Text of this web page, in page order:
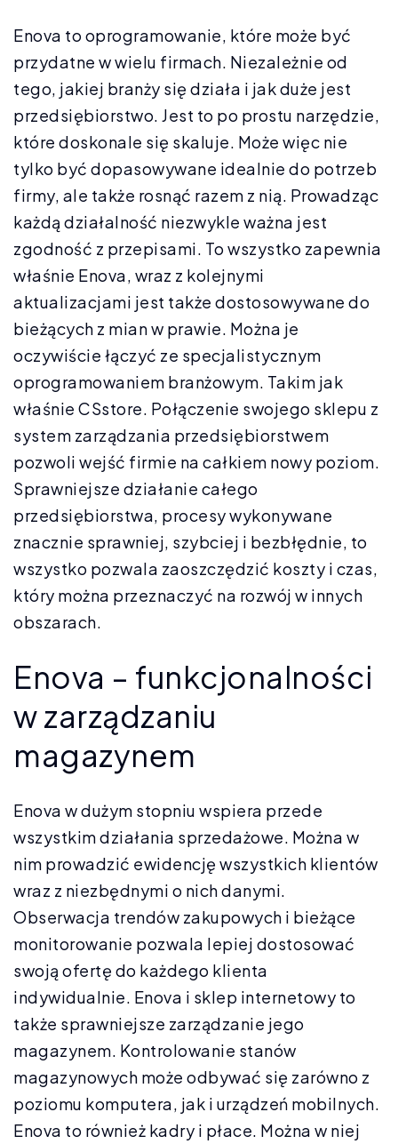
Enova to oprogramowanie, które może być
przydatne w wielu firmach. Niezależnie od
tego, jakiej branży się działa i jak duże jest
przedsiębiorstwo. Jest to po prostu narzędzie,
które doskonale się skaluje. Może więc nie
tylko być dopasowywane idealnie do potrzeb
firmy, ale także rosnąć razem z nią. Prowadząc
każdą działalność niezwykle ważna jest
zgodność z przepisami. To wszystko zapewnia
właśnie Enova, wraz z kolejnymi
aktualizacjami jest także dostosowywane do
bieżących z mian w prawie. Można je
oczywiście łączyć ze specjalistycznym
oprogramowaniem branżowym. Takim jak
właśnie CSstore. Połączenie swojego sklepu z
system zarządzania przedsiębiorstwem
pozwoli wejść firmie na całkiem nowy poziom.
Sprawniejsze działanie całego
przedsiębiorstwa, procesy wykonywane
znacznie sprawniej, szybciej i bezbłędnie, to
wszystko pozwala zaoszczędzić koszty i czas,
który można przeznaczyć na rozwój w innych
obszarach.
Enova – funkcjonalności
w zarządzaniu
magazynem
Enova w dużym stopniu wspiera przede
wszystkim działania sprzedażowe. Można w
nim prowadzić ewidencję wszystkich klientów
wraz z niezbędnymi o nich danymi.
Obserwacja trendów zakupowych i bieżące
monitorowanie pozwala lepiej dostosować
swoją ofertę do każdego klienta
indywidualnie. Enova i sklep internetowy to
także sprawniejsze zarządzanie jego
magazynem. Kontrolowanie stanów
magazynowych może odbywać się zarówno z
poziomu komputera, jak i urządzeń mobilnych.
Enova to również kadry i płace. Można w niej